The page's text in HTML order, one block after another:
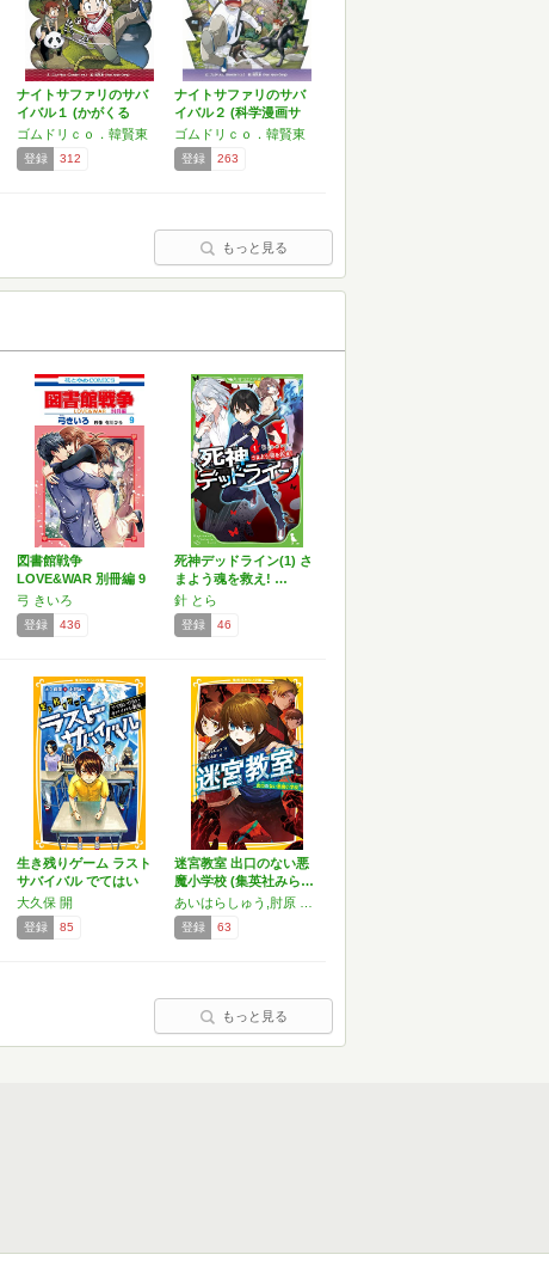
ナイトサファリのサバ
イバル１ (かがくる
BO…
ゴムドリｃｏ．韓賢東
登録 312
ナイトサファリのサバ
イバル２ (科学漫画サ
バ…
ゴムドリｃｏ．韓賢東
登録 263
もっと見る
図書館戦争
LOVE&WAR 別冊編 9
(…
弓 きいろ
登録 436
死神デッドライン(1) さ
まよう魂を救え! …
針 とら
登録 46
生き残りゲーム ラスト
サバイバル でてはい
け…
大久保 開
登録 85
迷宮教室 出口のない悪
魔小学校 (集英社みら…
登録 63
もっと見る